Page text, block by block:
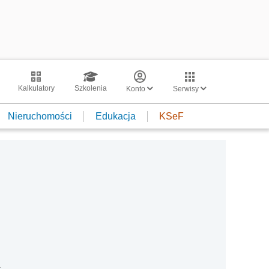
Kalkulatory Szkolenia Konto Serwisy
Nieruchomości Edukacja KSeF